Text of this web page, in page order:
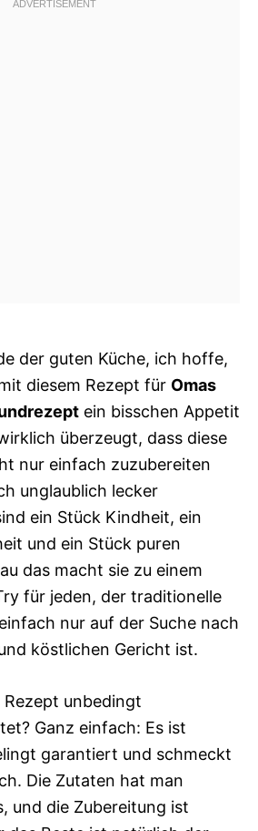
der guten Küche, ich hoffe,
diesem Rezept für Omas
ein bisschen Appetit
überzeugt, dass diese
nur einfach zuzubereiten
unglaublich lecker
ein Stück Kindheit, ein
und ein Stück puren
das macht sie zu einem
für jeden, der traditionelle
nur auf der Suche nach
köstlichen Gericht ist.
Rezept unbedingt
Ganz einfach: Es ist
garantiert und schmeckt
Die Zutaten hat man
und die Zubereitung ist